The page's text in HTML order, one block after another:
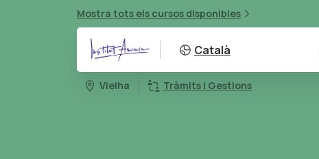
Mostra tots els cursos disponibles
Català
Vielha Tràmits i Gestions